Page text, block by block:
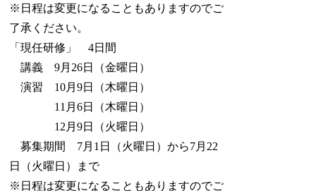
※日程は変更になることもありますのでご
了承ください。
「現任研修」 4日間
講義 9月26日（金曜日）
演習 10月9日（木曜日）
11月6日（木曜日）
12月9日（火曜日）
募集期間 7月1日（火曜日）から7月22
日（火曜日）まで
※日程は変更になることもありますのでご